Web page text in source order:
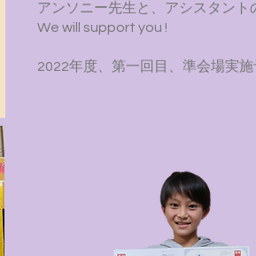
アンソニー先生と、アシスタン
We will support you !
2022年度、第一回目、準会場実施